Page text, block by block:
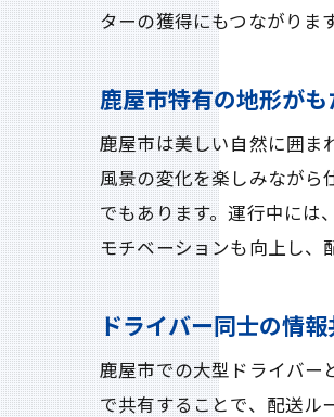
ターの獲得にもつながりま
鹿屋市特有の地形が
鹿屋市は美しい自然に囲ま
風景の変化を楽しみながら
でもあります。運行中には
モチベーションも向上し、
ドライバー同士の情
鹿屋市での大型ドライバー
で共有することで、配送ル